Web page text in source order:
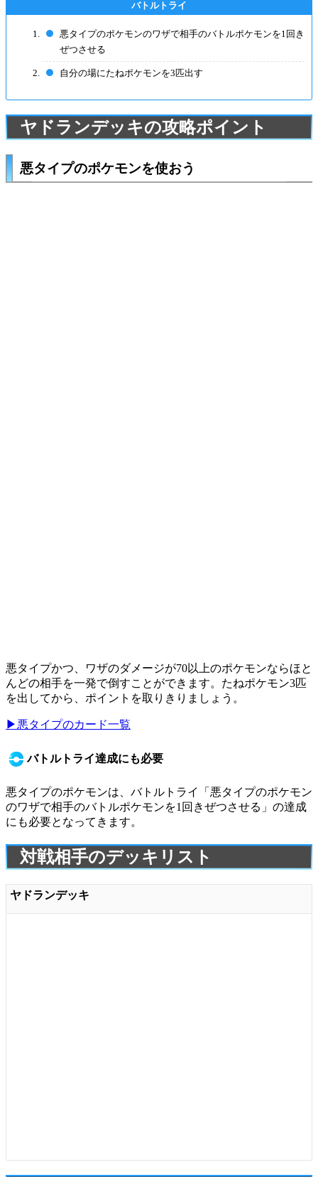
悪タイプのポケモンのワザで相手のバトルポケモンを1回き
ぜつさせる
自分の場にたねポケモンを3匹出す
ヤドランデッキの攻略ポイント
悪タイプのポケモンを使おう
悪タイプかつ、ワザのダメージが70以上のポケモンならほと
んどの相手を一発で倒すことができます。たねポケモン3匹
を出してから、ポイントを取りきりましょう。
▶悪タイプのカード一覧
バトルトライ達成にも必要
悪タイプのポケモンは、バトルトライ「悪タイプのポケモン
のワザで相手のバトルポケモンを1回きぜつさせる」の達成
にも必要となってきます。
対戦相手のデッキリスト
ヤドランデッキ